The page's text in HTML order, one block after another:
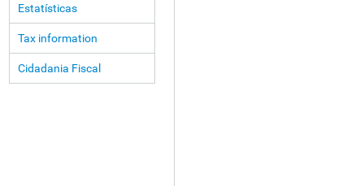
Estatísticas
Tax information
Cidadania Fiscal